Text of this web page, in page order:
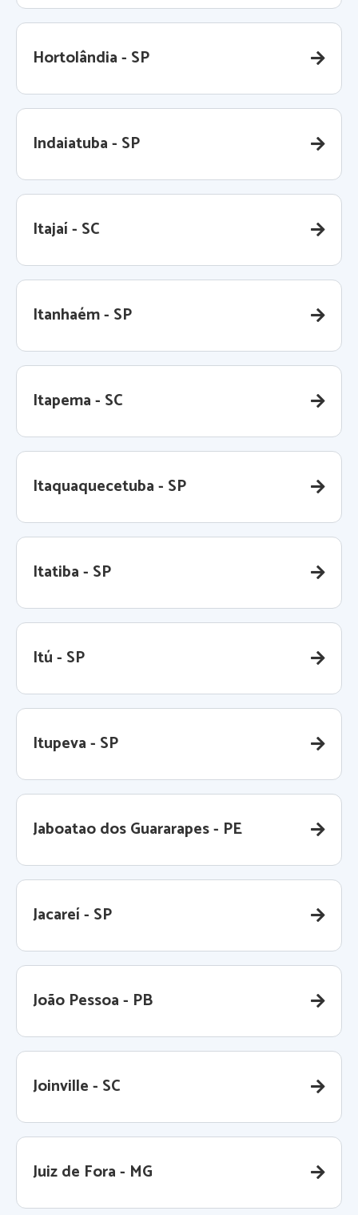
Hortolândia - SP
Indaiatuba - SP
Itajaí - SC
Itanhaém - SP
Itapema - SC
Itaquaquecetuba - SP
Itatiba - SP
Itú - SP
Itupeva - SP
Jaboatao dos Guararapes - PE
Jacareí - SP
João Pessoa - PB
Joinville - SC
Juiz de Fora - MG